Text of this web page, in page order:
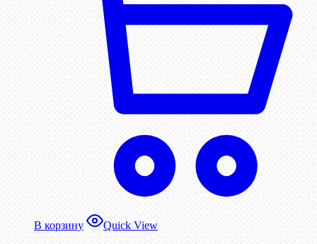
В корзину Quick View